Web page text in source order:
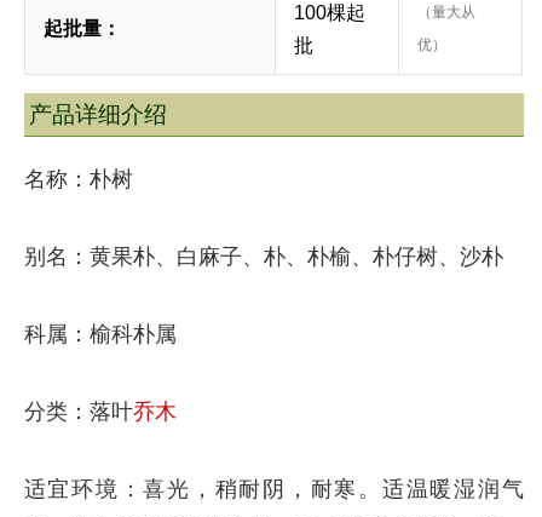
起批量：
100棵起
批
（量大从
优）
产品详细介绍
名称：朴树
别名：黄果朴、白麻子、朴、朴榆、朴仔树、沙朴
科属：榆科朴属
分类：落叶乔木
适宜环境：喜光，稍耐阴，耐寒。适温暖湿润气